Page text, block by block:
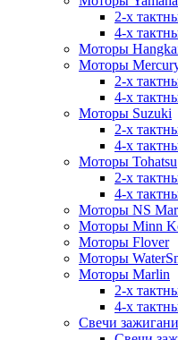
2-х
4-х
Моторы
Моторы
2-х
4-х
Моторы Suzuki
2-х
4-х
Моторы Tohatsu
2-х
4-х
Моторы NS
Моторы Minn
Моторы Flover
Моторы
Моторы Marlin
2-х
4-х
Свечи